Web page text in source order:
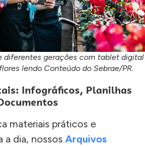
diferentes gerações com tablet digital
lendo Conteúdo do Sebrae/PR.
Infográficos, Planilhas
materiais práticos e
a dia, nossos Arquivos